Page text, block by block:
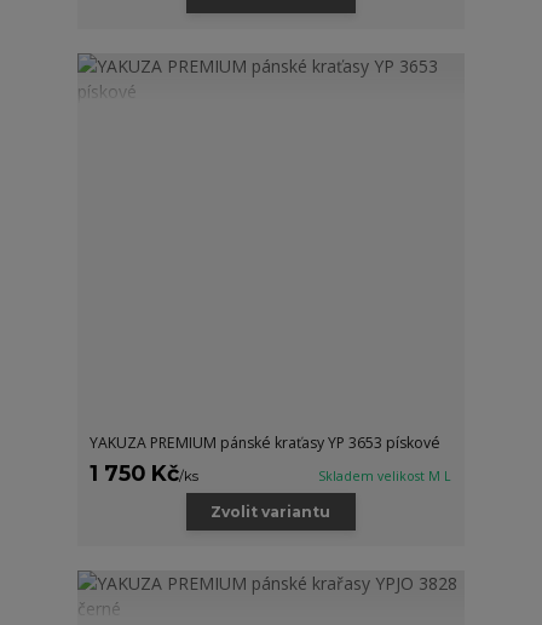
YAKUZA PREMIUM pánské kraťasy YP 3653 pískové
1 750 Kč/ks Skladem velikost M L
Zvolit variantu